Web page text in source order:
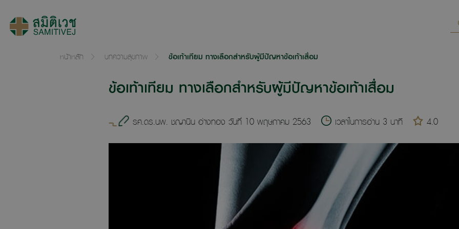
หน้าหลัก บทความสุขภาพ ข้อเท้าเทียม ทางเลือกสำหรับผู้มีปัญหาข้อเท้าเสื่อม
ข้อเท้าเทียม ทางเลือกสำหรับผู้มีปัญหาข้อเท้าเสื่อม
รศ.ดร.นพ. ชญานิน อ่างทอง วันที่ 10 พฤษภาคม 2563 เวลาในการอ่าน 3 นาที 4.0